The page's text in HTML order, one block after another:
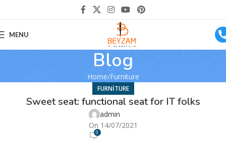
MENU
Blog
Home Furniture
FURNITURE
Sweet seat: functional seat for IT folks
admin
On 14/07/2021
0